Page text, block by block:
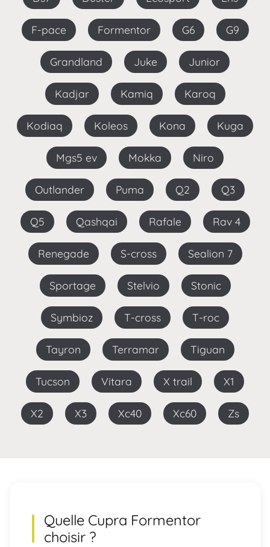
F-pace Formentor G6 G9
Grandland Juke Junior
Kadjar Kamiq Karoq
Kodiaq Koleos Kona Kuga
Mgs5 ev Mokka Niro
Outlander Puma Q2 Q3
Q5 Qashqai Rafale Rav 4
Renegade S-cross Sealion 7
Sportage Stelvio Stonic
Symbioz T-cross T-roc
Tayron Terramar Tiguan
Tucson Vitara X trail X1
X2 X3 Xc40 Xc60 Zs
Quelle Cupra Formentor
choisir ?